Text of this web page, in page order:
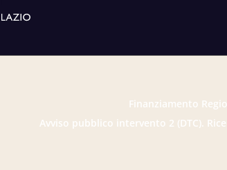
Finanziamento
Avviso pubblico intervento 2 (DTC).